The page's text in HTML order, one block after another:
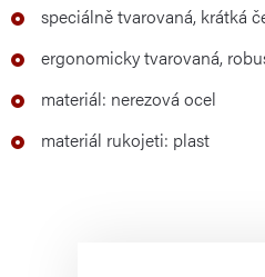
speciálně tvarovaná, krátká
ergonomicky tvarovaná,
materiál: nerezová ocel
materiál rukojeti: plast